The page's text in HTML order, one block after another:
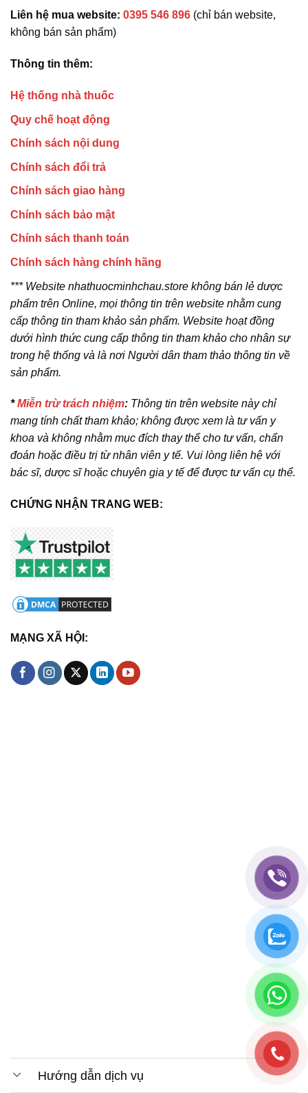
Liên hệ mua website: 0395 546 896 (chỉ bán website,
không bán sản phẩm)
Thông tin thêm:
Hệ thống nhà thuốc
Quy chế hoạt động
Chính sách nội dung
Chính sách đổi trả
Chính sách giao hàng
Chính sách bảo mật
Chính sách thanh toán
Chính sách hàng chính hãng
*** Website nhathuocminhchau.store không bán lẻ dược
phẩm trên Online, mọi thông tin trên website nhằm cung
cấp thông tin tham khảo sản phẩm. Website hoạt đồng
dưới hình thức cung cấp thông tin tham khảo cho nhân sự
trong hệ thống và là nơi Người dân tham thảo thông tin về
sản phẩm.
*Miễn trừ trách nhiệm: Thông tin trên website này chỉ
mang tính chất tham khảo; không được xem là tư vấn y
khoa và không nhằm mục đích thay thế cho tư vấn, chẩn
đoán hoặc điều trị từ nhân viên y tế. Vui lòng liên hệ với
bác sĩ, dược sĩ hoặc chuyên gia y tế để được tư vấn cụ thể.
CHỨNG NHẬN TRANG WEB:
MẠNG XÃ HỘI:
Hướng dẫn dịch vụ